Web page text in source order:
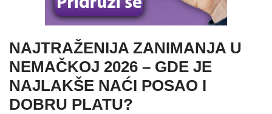
NAJTRAŽENIJA ZANIMANJA U
NEMAČKOJ 2026 – GDE JE
NAJLAKŠE NAĆI POSAO I
DOBRU PLATU?